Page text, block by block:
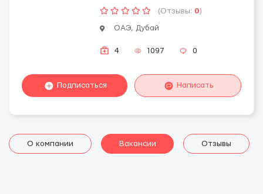
(Отзывы: 0)
ОАЭ, Дубай
4 1097 0
Подписаться Написать
О компании Вакансии Отзывы